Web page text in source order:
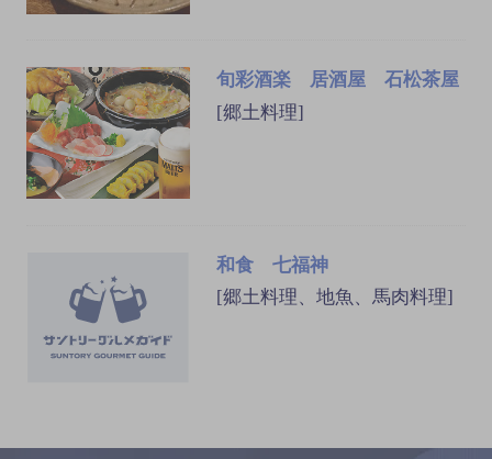
旬彩酒楽 居酒屋 石松茶屋
[郷土料理]
和食 七福神
[郷土料理、地魚、馬肉料理]